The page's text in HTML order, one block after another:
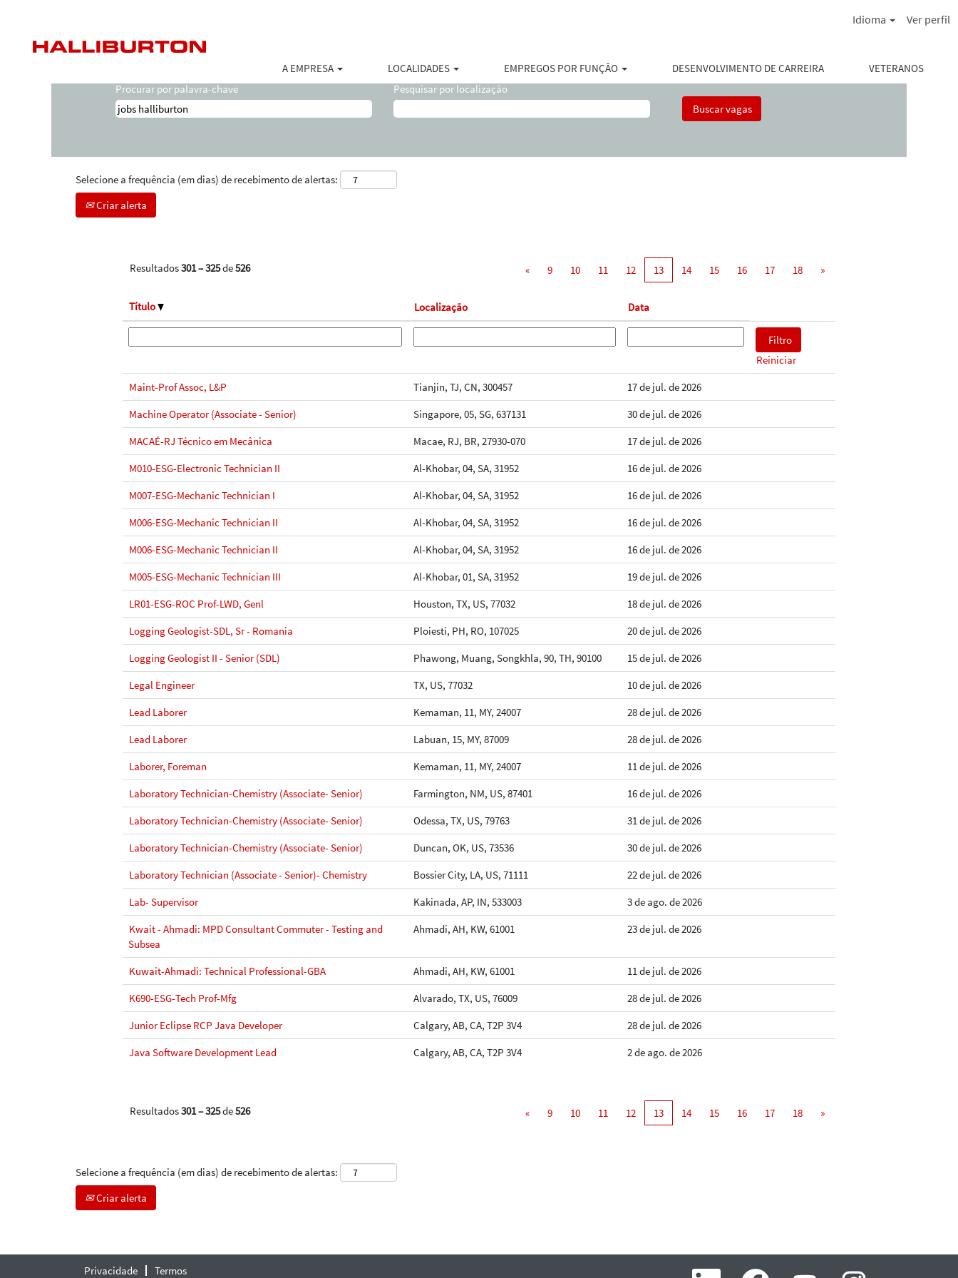
Idioma Ver perfil
A EMPRESA LOCALIDADES EMPREGOS POR FUNÇÃO DESENVOLVIMENTO DE CARREIRA VETERANOS
Buscar resultados para
Procurar por palavra-chave Pesquisar por localização
Selecione a frequência (em dias) de recebimento de alertas:
Criar alerta
Resultados301 – 325de526 « 9 10 11 12 13 14 15 16 17 18 »
Título Localização Data
Reiniciar
Maint-Prof Assoc, L&P
Tianjin, TJ, CN, 300457
17 de jul. de 2026
Machine Operator (Associate - Senior)
Singapore, 05, SG, 637131
30 de jul. de 2026
MACAÉ-RJ Técnico em Mecânica
Macae, RJ, BR, 27930-070
17 de jul. de 2026
M010-ESG-Electronic Technician II
Al-Khobar, 04, SA, 31952
16 de jul. de 2026
M007-ESG-Mechanic Technician I
Al-Khobar, 04, SA, 31952
16 de jul. de 2026
M006-ESG-Mechanic Technician II
Al-Khobar, 04, SA, 31952
16 de jul. de 2026
M006-ESG-Mechanic Technician II
Al-Khobar, 04, SA, 31952
16 de jul. de 2026
M005-ESG-Mechanic Technician III
Al-Khobar, 01, SA, 31952
19 de jul. de 2026
LR01-ESG-ROC Prof-LWD, Genl
Houston, TX, US, 77032
18 de jul. de 2026
Logging Geologist-SDL, Sr - Romania
Ploiesti, PH, RO, 107025
20 de jul. de 2026
Logging Geologist II - Senior (SDL)
Phawong, Muang, Songkhla, 90, TH, 90100
15 de jul. de 2026
Legal Engineer
TX, US, 77032
10 de jul. de 2026
Lead Laborer
Kemaman, 11, MY, 24007
28 de jul. de 2026
Lead Laborer
Labuan, 15, MY, 87009
28 de jul. de 2026
Laborer, Foreman
Kemaman, 11, MY, 24007
11 de jul. de 2026
Laboratory Technician-Chemistry (Associate- Senior)
Farmington, NM, US, 87401
16 de jul. de 2026
Laboratory Technician-Chemistry (Associate- Senior)
Odessa, TX, US, 79763
31 de jul. de 2026
Laboratory Technician-Chemistry (Associate- Senior)
Duncan, OK, US, 73536
30 de jul. de 2026
Laboratory Technician (Associate - Senior)- Chemistry
Bossier City, LA, US, 71111
22 de jul. de 2026
Lab- Supervisor
Kakinada, AP, IN, 533003
3 de ago. de 2026
Kwait - Ahmadi: MPD Consultant Commuter - Testing and
Subsea
Ahmadi, AH, KW, 61001 23 de jul. de 2026
Kuwait-Ahmadi: Technical Professional-GBA Ahmadi, AH, KW, 61001
11 de jul. de 2026
K690-ESG-Tech Prof-Mfg
Alvarado, TX, US, 76009
28 de jul. de 2026
Junior Eclipse RCP Java Developer
Calgary, AB, CA, T2P 3V4
28 de jul. de 2026
Java Software Development Lead
Calgary, AB, CA, T2P 3V4 2 de ago. de 2026
Resultados301 – 325de526 « 9 10 11 12 13 14 15 16 17 18 »
Selecione a frequência (em dias) de recebimento de alertas:
Criar alerta
Privacidade Termos A